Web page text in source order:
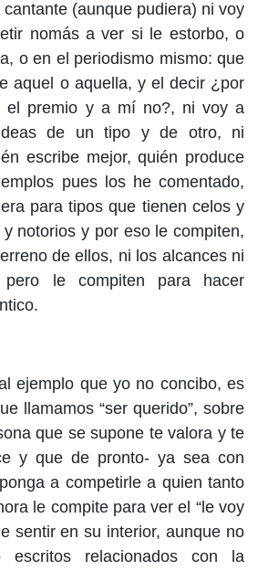
(aunque pudiera) ni voy
nomás a ver si le estorbo, o
o en el periodismo mismo: que
aquel o aquella, y el decir ¿por
el premio y a mí no?, ni voy a
de un tipo y de otro, ni
escribe mejor, quién produce
pues los he comentado,
para tipos que tienen celos y
notorios y por eso le compiten,
de ellos, ni los alcances ni
pero le compiten para hacer
ejemplo que yo no concibo, es
llamamos “ser querido”, sobre
que se supone te valora y te
y que de pronto- ya sea con
a competirle a quien tanto
le compite para ver el “le voy
sentir en su interior, aunque no
escritos relacionados con la